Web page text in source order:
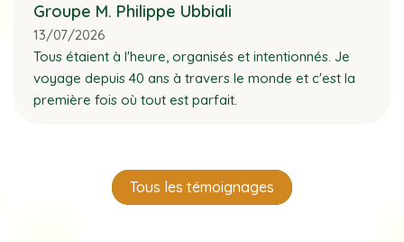
Groupe M. Philippe Ubbiali
13/07/2026
Tous étaient à l'heure, organisés et intentionnés. Je
voyage depuis 40 ans à travers le monde et c'est la
première fois où tout est parfait.
Tous les témoignages